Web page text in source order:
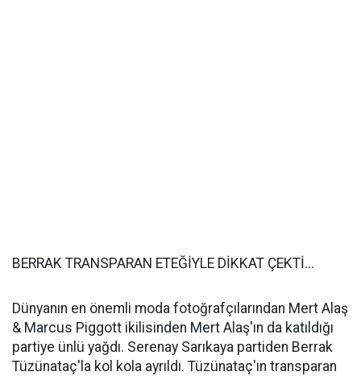
BERRAK TRANSPARAN ETEĞİYLE DİKKAT ÇEKTİ...
Dünyanın en önemli moda fotoğrafçılarından Mert Alaş
& Marcus Piggott ikilisinden Mert Alaş'ın da katıldığı
partiye ünlü yağdı. Serenay Sarıkaya partiden Berrak
Tüzünataç'la kol kola ayrıldı. Tüzünataç'ın transparan